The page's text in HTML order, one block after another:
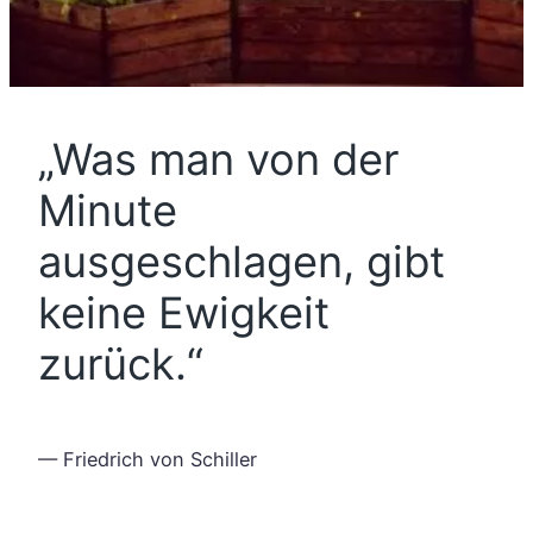
„Was man von der
Minute
ausgeschlagen, gibt
keine Ewigkeit
zurück.“
— Friedrich von Schiller